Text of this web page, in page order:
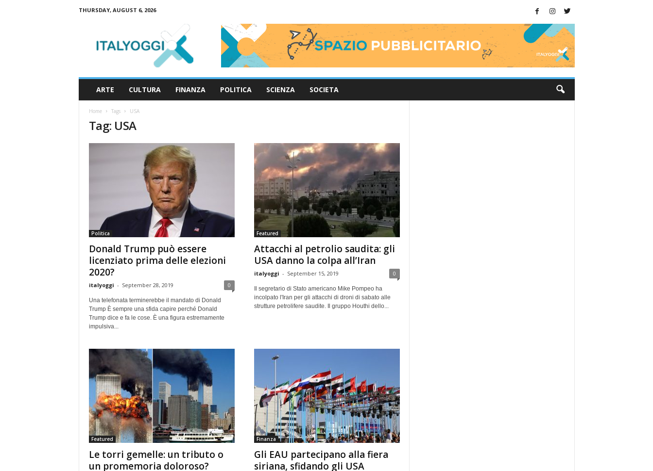
THURSDAY, AUGUST 6, 2026
ARTE CULTURA FINANZA POLITICA SCIENZA SOCIETA
Home Tags USA
Tag: USA
Politica
Donald Trump può essere
licenziato prima delle elezioni
2020?
italyoggi - September 28, 2019 0
Una telefonata terminerebbe il mandato di Donald
Trump È sempre una sfida capire perché Donald
Trump dice e fa le cose. È una figura estremamente
impulsiva...
Featured
Attacchi al petrolio saudita: gli
USA danno la colpa all’Iran
italyoggi - September 15, 2019 0
Il segretario di Stato americano Mike Pompeo ha
incolpato l'Iran per gli attacchi di droni di sabato alle
strutture petrolifere saudite. Il gruppo Houthi dello...
Featured
Le torri gemelle: un tributo o
un promemoria doloroso?
Finanza
Gli EAU partecipano alla fiera
siriana, sfidando gli USA